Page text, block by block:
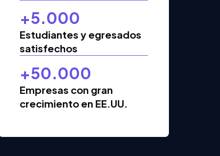
+5.000
Estudiantes y egresados
satisfechos
+50.000
Empresas con gran
crecimiento en EE.UU.